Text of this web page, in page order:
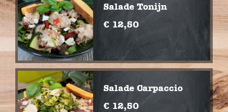
Salade Tonijn
€ 12,50
Salade Carpaccio
€ 12,50